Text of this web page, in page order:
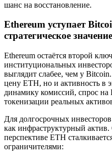
шанс на восстановление.
Ethereum уступает
стратегическое значение
Ethereum остаётся второй
институциональных
выглядит слабее, чем у
цену ETH, но и активность в
динамику комиссий, спрос
токенизации реальных
Для долгосрочных
как инфраструктурный
перспективе ETH
ограничителями: